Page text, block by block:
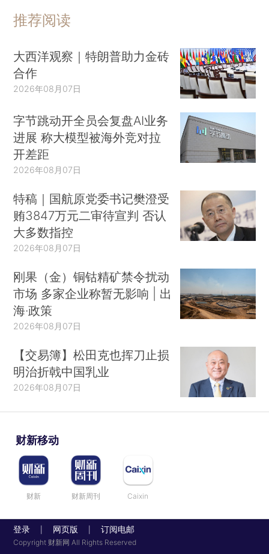
推荐阅读
大西洋观察｜特朗普助力金砖
合作
2026年08月07日
字节跳动开全员会复盘AI业务
进展 称大模型被海外竞对拉
开差距
2026年08月07日
特稿｜国航原党委书记樊澄受
贿3847万元二审待宣判 否认
大多数指控
2026年08月07日
刚果（金）铜钴精矿禁令扰动
市场 多家企业称暂无影响 | 出
海·政策
2026年08月07日
【交易簿】松田克也挥刀止损
明治折戟中国乳业
2026年08月07日
财新移动
财新 财新周刊 Caixin
登录 网页版 订阅电邮
Copyright 财新网 All Rights Reserved